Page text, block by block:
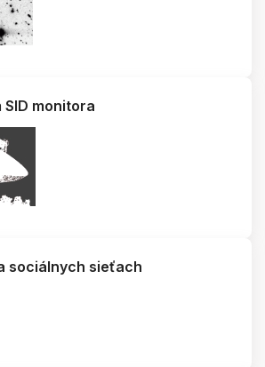
SID monitora
sociálnych sieťach